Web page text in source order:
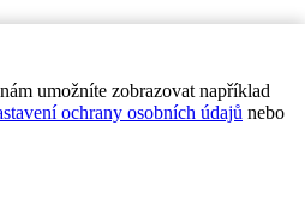
umožníte zobrazovat například
ochrany osobních údajů nebo